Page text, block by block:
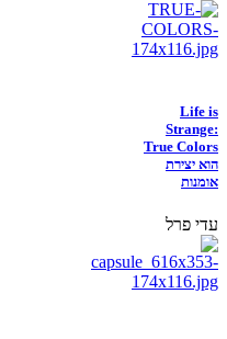
Life is
Strange:
True Colors
הוא יצירת
אומנות
עדי פרל